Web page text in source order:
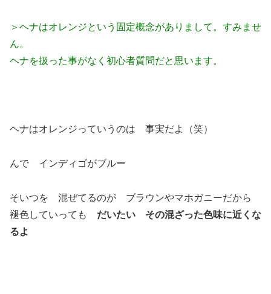
＞ヘナはオレンジという固定概念がありまして。すみませ
ん。
ヘナを扱った事がなく初心者質問だと思います。
ヘナはオレンジっていうのは 事実だよ（笑）
んで インディゴがブルー
そいつを 混ぜてるのが ブラウンやマホガニーだから
褪色していっても だいたい その混ざった色味に近くな
るよ